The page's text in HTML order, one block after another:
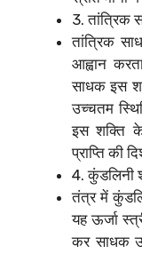
3. तांत्रिक
तांत्रिक
आह्वान
साधक इस
उच्चतम
इस शक्ति
प्राप्ति की
4. कुंडलिनी
तंत्र में
यह ऊर्जा
कर साधक